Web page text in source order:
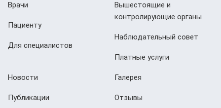
Врачи
Пациенту
Для специалистов
Вышестоящие и
контролирующие органы
Наблюдательный совет
Платные услуги
Новости
Публикации
Галерея
Отзывы